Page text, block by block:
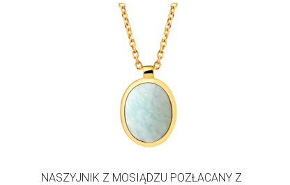
NASZYJNIK Z MOSIĄDZU POZŁACANY Z